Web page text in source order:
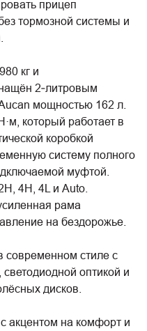
прицеп
тормозной системы и
кг и
2‑литровым
мощностью 162 л.
который работает в
коробкой
систему полного
муфтой.
4H, 4L и Auto.
рама
на бездорожье.
современном стиле с
оптикой и
дисков.
акцентом на комфорт и